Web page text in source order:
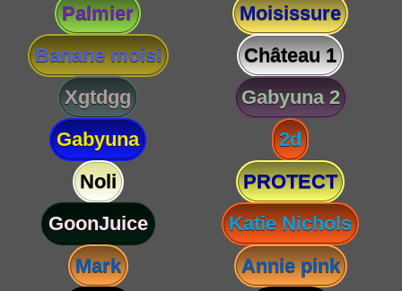
Palmier
Moisissure
Banane moisi
Château 1
Xgtdgg
Gabyuna 2
Gabyuna
2d
Noli
PROTECT
GoonJuice
Katie Nichols
Mark
Annie pink